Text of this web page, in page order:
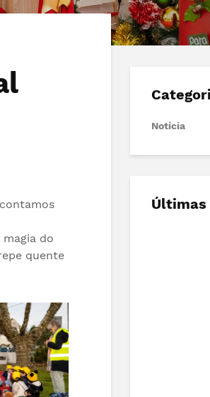
magia do
quente
Notícia
Últimas
Artigo de opinião |
Catarina Barreto
2026
04.06.2026
Prémio DECO
Freguesias |
Freguesia de Aradas